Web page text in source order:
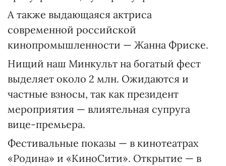
А также выдающаяся актриса
современной российской
кинопромышленности — Жанна Фриске.
Нищий наш Минкульт на богатый фест
выделяет около 2 млн. Ожидаются и
частные взносы, так как президент
мероприятия — влиятельная супруга
вице-премьера.
Фестивальные показы — в кинотеатрах
«Родина» и «КиноСити». Открытие — в